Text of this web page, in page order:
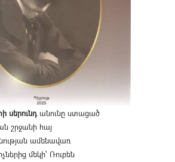
սերունդանունը ստացած
շրջանի հայ
ամենավառ
մեկի՝ Ռուբեն